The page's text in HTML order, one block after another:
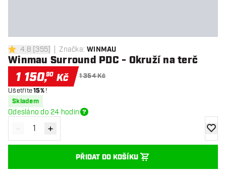
4.8 hodnoticí hvězdičky
4.8 [355] Značka: WINMAU
Winmau Surround PDC - Okruží na terč
1 150,90 Kč 1 354 Kč
Ušetříte15% !
Skladem
Odesláno do 24 hodin
Snížit množství
- Zvýšit množství
+
PŘIDAT DO KOŠÍKU